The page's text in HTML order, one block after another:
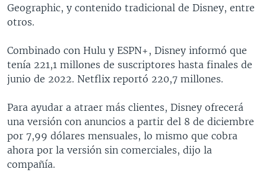
Geographic, y contenido tradicional de Disney, entre
otros.
Combinado con Hulu y ESPN+, Disney informó que
tenía 221,1 millones de suscriptores hasta finales de
junio de 2022. Netflix reportó 220,7 millones.
Para ayudar a atraer más clientes, Disney ofrecerá
una versión con anuncios a partir del 8 de diciembre
por 7,99 dólares mensuales, lo mismo que cobra
ahora por la versión sin comerciales, dijo la
compañía.